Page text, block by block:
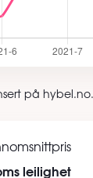
på hybel.no.
leilighet